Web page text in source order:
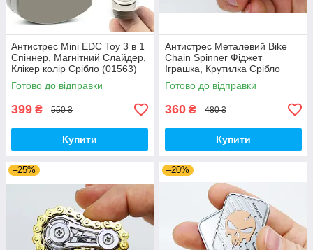
Антистрес Mini EDC Toy 3 в 1
Спіннер, Магнітний Слайдер,
Клікер колір Срібло (01563)
Готово до відправки
399 ₴ 550 ₴
Купити
Антистрес Металевий Bike
Chain Spinner Фіджет
Іграшка, Крутилка Срібло
(01154)
Готово до відправки
360 ₴ 480 ₴
Купити
–25% –20%